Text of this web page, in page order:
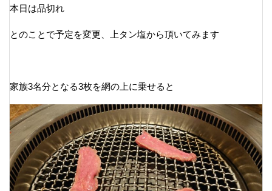
本日は品切れ
とのことで予定を変更、上タン塩から頂いてみます
家族3名分となる3枚を網の上に乗せると